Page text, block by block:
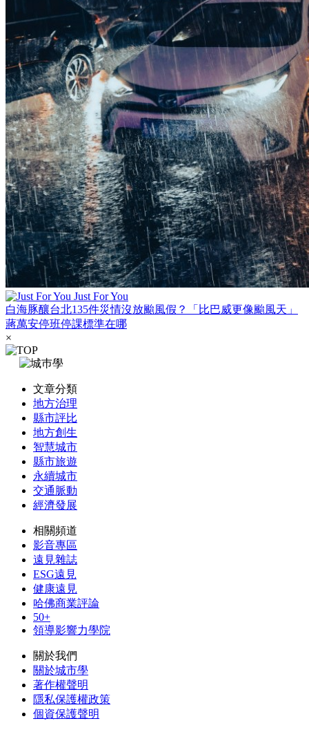
Just For You
白海豚釀台北135件災情沒放颱風假？「比巴威更像颱風天」
蔣萬安停班停課標準在哪
×
文章分類
地方治理
縣市評比
地方創生
智慧城市
縣市旅遊
永續城市
交通脈動
經濟發展
相關頻道
影音專區
遠見雜誌
ESG遠見
健康遠見
哈佛商業評論
50+
領導影響力學院
關於我們
關於城市學
著作權聲明
隱私保護權政策
個資保護聲明